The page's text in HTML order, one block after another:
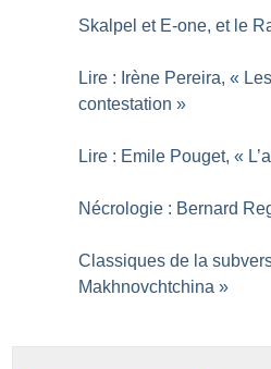
Skalpel et E-one, et le
Lire : Irène Pereira, «
contestation »
Lire : Emile Pouget, «
Nécrologie : Bernard
Classiques de la
Makhnovchtchina »